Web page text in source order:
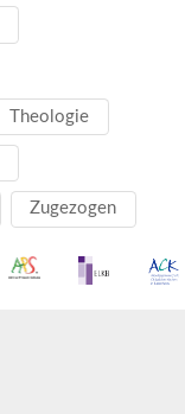
Theologie
Zugezogen